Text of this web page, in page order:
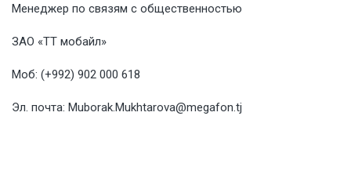
Менеджер по связям с общественностью
ЗАО «ТТ мобайл»
Моб: (+992) 902 000 618
Эл. почта: Muborak.Mukhtarova@megafon.tj